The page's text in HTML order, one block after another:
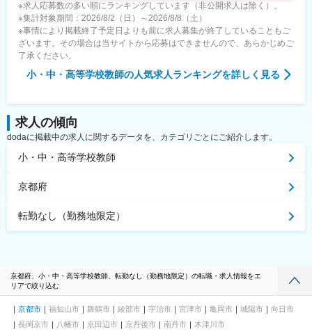
※求人応募数の多い順にランキングしています（非公開求人は除く）。
※集計対象期間：2026/8/2（日）～2026/8/8（土）
※事情により掲載終了予定日よりも前に求人募集が終了していることもご
ざいます。その場合は当サイトから応募はできませんので、あらかじめご
了承ください。
小・中・高等学校教師の人気求人ランキングを詳しく見る
求人の傾向
dodaに掲載中の求人に関するデータを、カテゴリごとにご紹介します。
小・中・高等学校教師
京都府
転勤なし（勤務地限定）
京都府、小・中・高等学校教師、転勤なし（勤務地限定）の転職・求人情報をエ
リアで絞り込む
京都市 福知山市 舞鶴市 綾部市 宇治市 宮津市 亀岡市 城陽市
向日市
長岡京市
八幡市 京田辺市 京丹後市 南丹市
木津川市